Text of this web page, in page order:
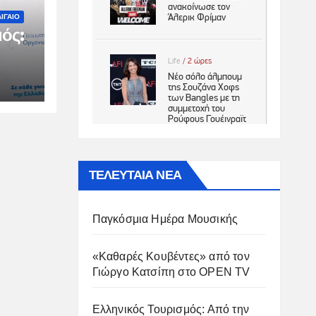
ΤΕΛΕΥΤΑΙΑ ΝΕΑ
Παγκόσμια Ημέρα Μουσικής
«Καθαρές Κουβέντες» από τον
Γιώργο Κατσίπη στο OPEN TV
Ελληνικός Τουρισμός: Από την